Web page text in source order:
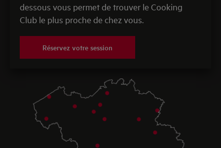
dessous vous permet de trouver le Cooking
Club le plus proche de chez vous.
Réservez votre session